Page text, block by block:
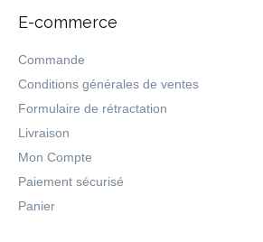
E-commerce
Commande
Conditions générales de ventes
Formulaire de rétractation
Livraison
Mon Compte
Paiement sécurisé
Panier